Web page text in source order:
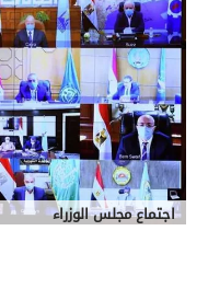
اجتماع مجلس الوزراء